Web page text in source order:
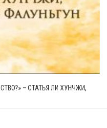
– СТАТЬЯ ЛИ ХУНЧЖИ,